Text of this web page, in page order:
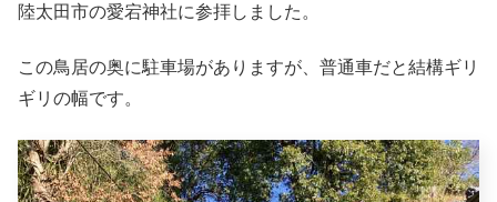
陸太田市の愛宕神社に参拝しました。
この鳥居の奥に駐車場がありますが、普通車だと結構ギリ
ギリの幅です。